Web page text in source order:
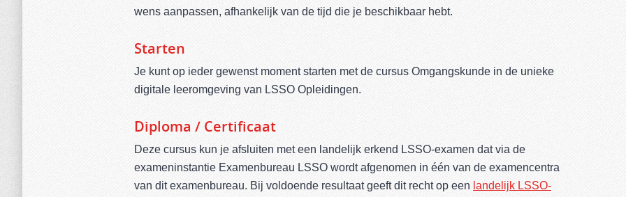
wens aanpassen, afhankelijk van de tijd die je beschikbaar hebt.
Starten
Je kunt op ieder gewenst moment starten met de cursus Omgangskunde in de unieke
digitale leeromgeving van LSSO Opleidingen.
Diploma / Certificaat
Deze cursus kun je afsluiten met een landelijk erkend LSSO-examen dat via de
exameninstantie Examenbureau LSSO wordt afgenomen in één van de examencentra
van dit examenbureau. Bij voldoende resultaat geeft dit recht op een landelijk LSSO-